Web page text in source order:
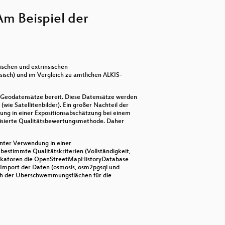
increase
Beispiel der
und extrinsischen
und im Vergleich zu amtlichen ALKIS-
bereit. Diese Datensätze werden
Satellitenbilder). Ein großer Nachteil der
in einer Expositionsabschätzung bei einem
Qualitätsbewertungsmethode. Daher
Verwendung in einer
bestimmte Qualitätskriterien (Vollständigkeit,
die OpenStreetMapHistoryDatabase
der Daten (osmosis, osm2pgsql und
der Überschwemmungsflächen für die